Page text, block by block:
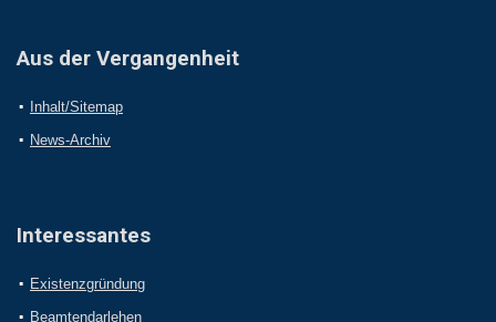
Aus der Vergangenheit
Inhalt/Sitemap
News-Archiv
Interessantes
Existenzgründung
Beamtendarlehen